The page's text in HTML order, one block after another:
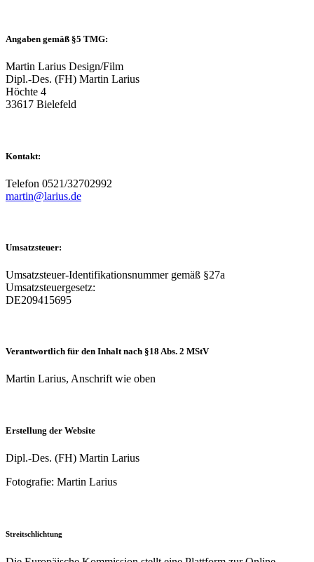
Angaben gemäß §5 TMG:
Martin Larius Design/Film
Dipl.-Des. (FH) Martin Larius
Höchte 4
33617 Bielefeld
Kontakt:
Telefon 0521/32702992
martin@larius.de
Umsatzsteuer:
Umsatzsteuer-Identifikationsnummer gemäß §27a
Umsatzsteuergesetz:
DE209415695
Verantwortlich für den Inhalt nach §18 Abs. 2 MStV
Martin Larius, Anschrift wie oben
Erstellung der Website
Dipl.-Des. (FH) Martin Larius
Fotografie: Martin Larius
Streitschlichtung